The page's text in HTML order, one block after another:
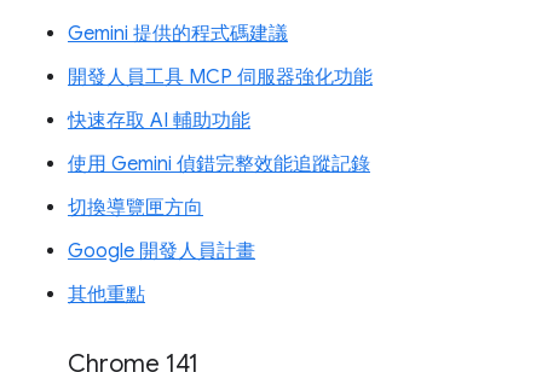
Gemini 提供的程式碼建議
開發人員工具 MCP 伺服器強化功能
快速存取 AI 輔助功能
使用 Gemini 偵錯完整效能追蹤記錄
切換導覽匣方向
Google 開發人員計畫
其他重點
Chrome 141